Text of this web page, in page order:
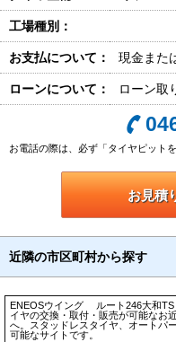
工場種別：
お支払について： 現金また
ローンについて： ローン取
お電話の際は、必ず「タイヤピット
お見積
近隣の市区町村から探す
ENEOSウイング ルート246大和TS
イヤの交換・取付・販売が可能なお
へ。スタッドレスタイヤ、オートパ
可能なサイトです。